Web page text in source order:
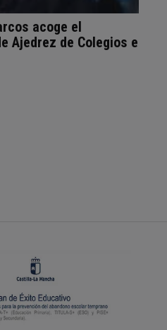
acoge el
Ajedrez de Colegios e